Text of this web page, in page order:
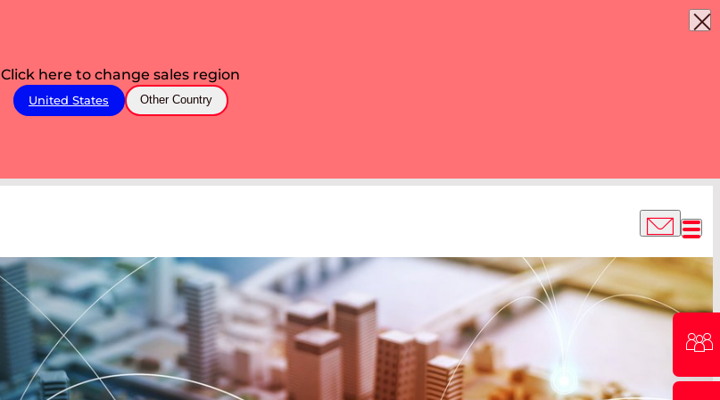
Click here to change sales region
United States Other Country